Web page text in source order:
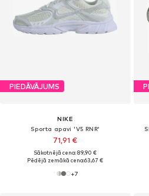
PIEDĀVĀJUMS
NIKE
Sporta apavi 'V5 RNR'
71,91 €
Sākotnējā cena: 89,90 €
Pēdējā zemākā cena:63,67 €
+7